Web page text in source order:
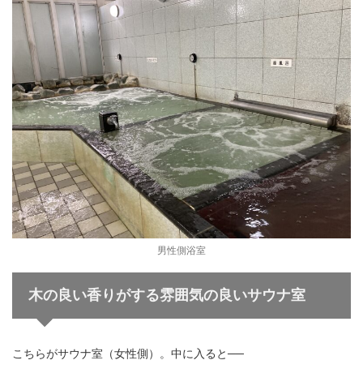
男性側浴室
木の良い香りがする雰囲気の良いサウナ室
こちらがサウナ室（女性側）。中に入ると──